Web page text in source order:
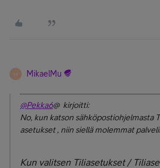
M MikaelMu
@Pekka6@ kirjoitti:
No, kun katson sähköpostiohjelmasta
asetukset , niin siellä molemmat
Kun valitsen Tiliasetukset /